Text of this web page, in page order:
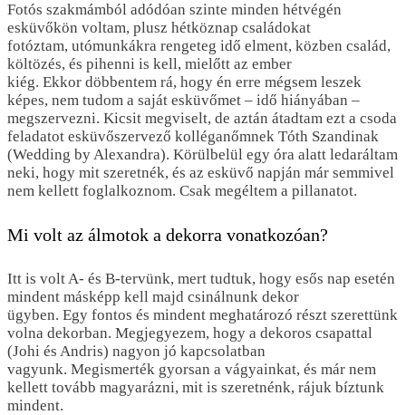
Fotós szakmámból adódóan szinte minden hétvégén
esküvőkön voltam, plusz hétköznap családokat
fotóztam, utómunkákra rengeteg idő elment, közben család,
költözés, és pihenni is kell, mielőtt az ember
kiég. Ekkor döbbentem rá, hogy én erre mégsem leszek
képes, nem tudom a saját esküvőmet – idő hiányában –
megszervezni. Kicsit megviselt, de aztán átadtam ezt a csoda
feladatot esküvőszervező kolléganőmnek Tóth Szandinak
(Wedding by Alexandra). Körülbelül egy óra alatt ledaráltam
neki, hogy mit szeretnék, és az esküvő napján már semmivel
nem kellett foglalkoznom. Csak megéltem a pillanatot.
Mi volt az álmotok a dekorra vonatkozóan?
Itt is volt A- és B-tervünk, mert tudtuk, hogy esős nap esetén
mindent másképp kell majd csinálnunk dekor
ügyben. Egy fontos és mindent meghatározó részt szerettünk
volna dekorban. Megjegyezem, hogy a dekoros csapattal
(Johi és Andris) nagyon jó kapcsolatban
vagyunk. Megismerték gyorsan a vágyainkat, és már nem
kellett tovább magyarázni, mit is szeretnénk, rájuk bíztunk
mindent.